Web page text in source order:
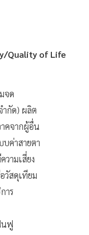
Quality of Life
จด
ำกัด) ผลิต
คจากผู้อื่น
บค่าสายตา
ามเสี่ยง
วัสดุเทียม
าร
นฟู